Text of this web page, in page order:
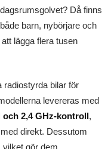
Då finns
barn, nybörjare och
lägga flera tusen
radiostyrda bilar för
levereras med
2,4 GHz-kontroll,
direkt. Dessutom
vilket gör dem